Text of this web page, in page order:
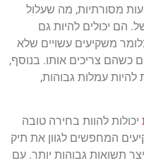
מסורתיות, מה שעלול
הם יכולים להיות גם
משקיעים עשויים שלא
כשהם צריכים אותו. בנוסף,
להיות עמלות גבוהות,
יכולות להוות בחירה טובה
המחפשים לגוון את תיק
תשואות גבוהות יותר. עם